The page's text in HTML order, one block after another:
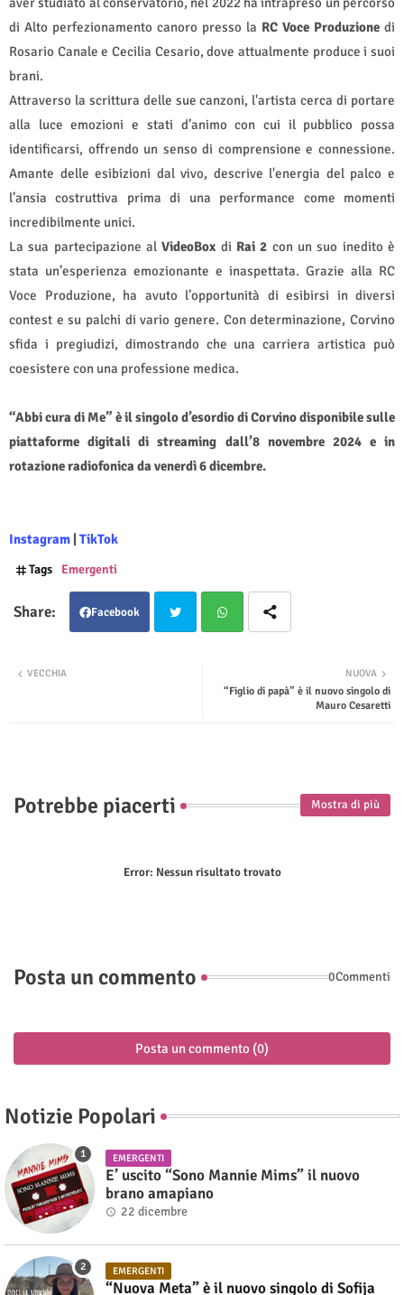
di Alto perfezionamento canoro presso la RC Voce Produzione di
Rosario Canale e Cecilia Cesario, dove attualmente produce i suoi
brani.
Attraverso la scrittura delle sue canzoni, l'artista cerca di portare
alla luce emozioni e stati d’animo con cui il pubblico possa
identificarsi, offrendo un senso di comprensione e connessione.
Amante delle esibizioni dal vivo, descrive l'energia del palco e
l’ansia costruttiva prima di una performance come momenti
incredibilmente unici.
La sua partecipazione alVideoBox di Rai 2 con un suo inedito è
stata un’esperienza emozionante e inaspettata. Grazie alla RC
Voce Produzione, ha avuto l’opportunità di esibirsi in diversi
contest e su palchi di vario genere. Con determinazione, Corvino
sfida i pregiudizi, dimostrando che una carriera artistica può
coesistere con una professione medica.
“Abbi cura di Me” è il singolo d’esordio di Corvino disponibile sulle
piattaforme digitali di streaming dall’8 novembre 2024 e in
rotazione radiofonica da venerdì 6 dicembre.
Instagram | TikTok
Tags Emergenti
Facebook
tsap
NUOVA
“Figlio di papà” è il nuovo singolo di
Mauro Cesaretti
VECCHIA
Potrebbe piacerti Mostra di più
Error: Nessun risultato trovato
Posta un commento 0Commenti
Posta un commento (0)
Notizie Popolari
EMERGENTI
E’ uscito “Sono Mannie Mims” il nuovo
brano amapiano
22 dicembre
EMERGENTI
“Nuova Meta” è il nuovo singolo di Sofija